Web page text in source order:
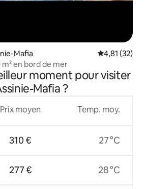
Mafia Évaluation
4,81 (32)
en bord de mer
moment pour visiter
Mafia ?
Prix moyen
310 €
277 €
Temp. moy.
27 °C
28 °C